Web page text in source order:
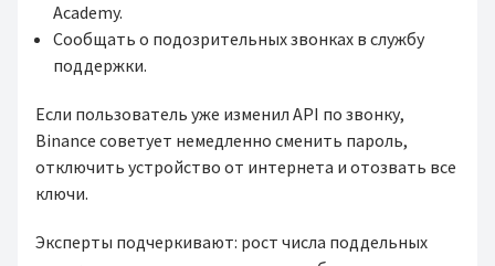
Academy.
Сообщать о подозрительных звонках в службу
поддержки.
Если пользователь уже изменил API по звонку,
Binance советует немедленно сменить пароль,
отключить устройство от интернета и отозвать все
ключи.
Эксперты подчеркивают: рост числа поддельных